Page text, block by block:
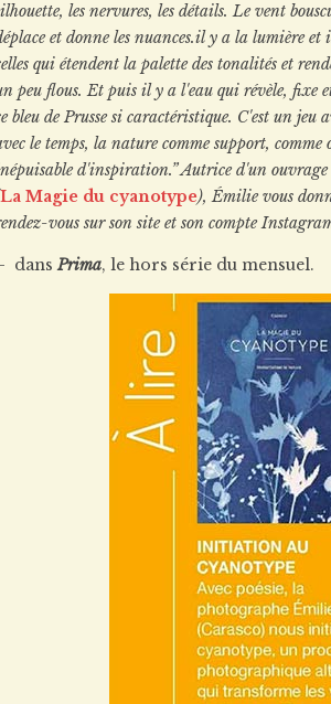
les nervures, les détails. Le vent
et donne les nuances.il y a la lumière et
qui étendent la palette des tonalités et
peu flous. Et puis il y a l'eau qui révèle, fixe
bleu de Prusse si caractéristique. C'est un jeu
le temps, la nature comme support, comme
d'inspiration.” Autrice d'un ouvrage
La Magie du cyanotype), Émilie vous
vous sur son site et son compte
dansPrima, le hors série du mensuel.